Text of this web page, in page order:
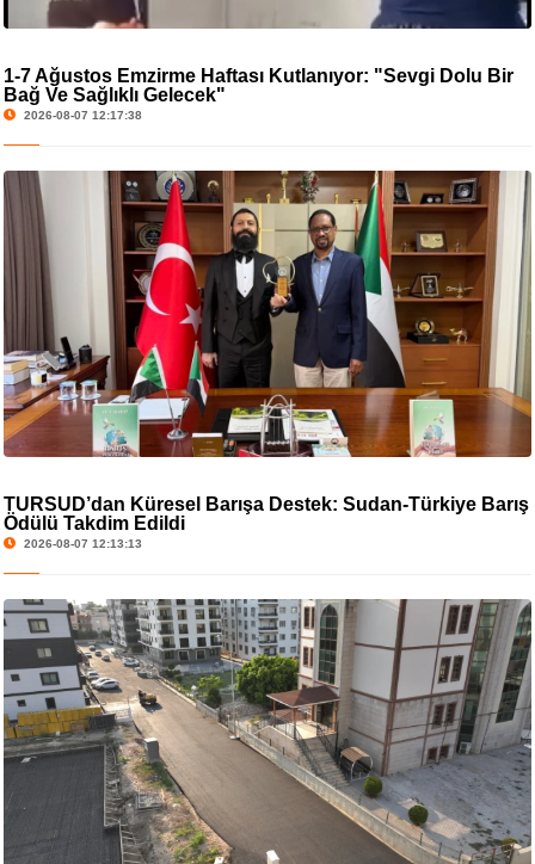
1-7 Ağustos Emzirme Haftası Kutlanıyor: "Sevgi Dolu Bir
Bağ Ve Sağlıklı Gelecek"
2026-08-07 12:17:38
TURSUD’dan Küresel Barışa Destek: Sudan-Türkiye Barış
Ödülü Takdim Edildi
2026-08-07 12:13:13